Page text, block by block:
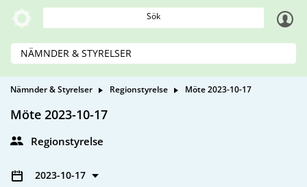
Sök
NÄMNDER & STYRELSER
Nämnder & Styrelser Regionstyrelse Möte 2023-10-17
Möte 2023-10-17
Regionstyrelse
2023-10-17